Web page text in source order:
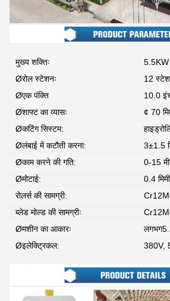
मुख्य शक्तिः
5.5KW
Øरोल स्टेशनः
12
Øएक पंक्ति
10.0
Øशाफ्ट का व्यासः
¢ 70
Øकटिंग सिस्टम:
Øलंबाई में कटौती करना:
3±1.5
Øकाम करने की गति:
0-15
Øमोटाई:
0.4
रोलर्स की सामग्री:
ब्लेड मोल्ड की सामग्रीः
Øमशीन का आकारः
Øइलेक्ट्रिकल:
380V,